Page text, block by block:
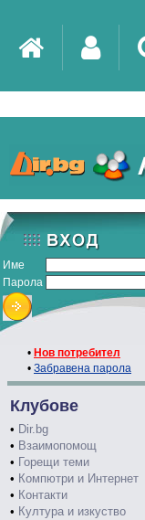
Име
Парола
• Нов потребител
• Забравена парола
Клубове
• Dir.bg
• Взаимопомощ
• Горещи теми
• Компютри и Интернет
• Контакти
• Култура и изкуство